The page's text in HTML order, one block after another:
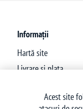
Informații
Hartă site
Livrare si plata
Termeni si conditii
Acest site